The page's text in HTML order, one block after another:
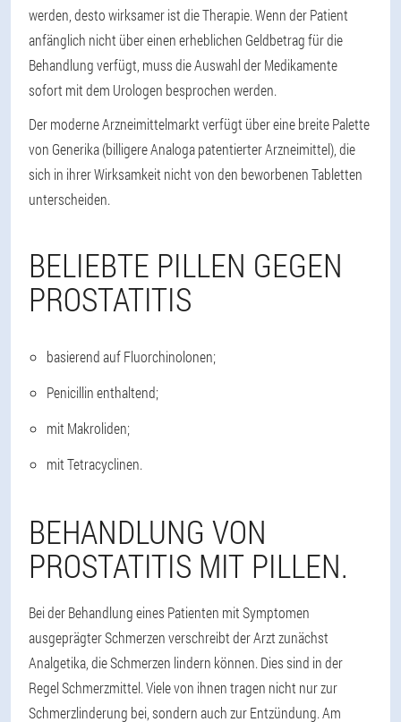
werden, desto wirksamer ist die Therapie. Wenn der Patient
anfänglich nicht über einen erheblichen Geldbetrag für die
Behandlung verfügt, muss die Auswahl der Medikamente
sofort mit dem Urologen besprochen werden.
Der moderne Arzneimittelmarkt verfügt über eine breite Palette
von Generika (billigere Analoga patentierter Arzneimittel), die
sich in ihrer Wirksamkeit nicht von den beworbenen Tabletten
unterscheiden.
BELIEBTE PILLEN GEGEN
PROSTATITIS
basierend auf Fluorchinolonen;
Penicillin enthaltend;
mit Makroliden;
mit Tetracyclinen.
BEHANDLUNG VON
PROSTATITIS MIT PILLEN.
Bei der Behandlung eines Patienten mit Symptomen
ausgeprägter Schmerzen verschreibt der Arzt zunächst
Analgetika, die Schmerzen lindern können. Dies sind in der
Regel Schmerzmittel. Viele von ihnen tragen nicht nur zur
Schmerzlinderung bei, sondern auch zur Entzündung. Am